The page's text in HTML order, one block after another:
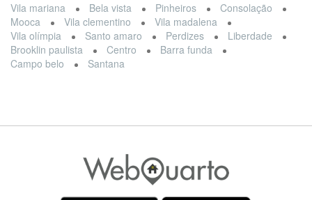
Vila mariana Bela vista Pinheiros
Consolação
Mooca
Vila clementino
Vila madalena
Vila olímpia
Santo amaro Perdizes
Liberdade
Brooklin paulista
Centro
Barra funda
Campo belo
Santana